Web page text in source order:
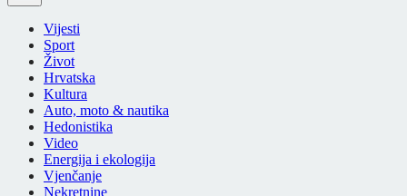
Vijesti
Sport
Život
Hrvatska
Kultura
Auto, moto & nautika
Hedonistika
Video
Energija i ekologija
Vjenčanje
Nekretnine